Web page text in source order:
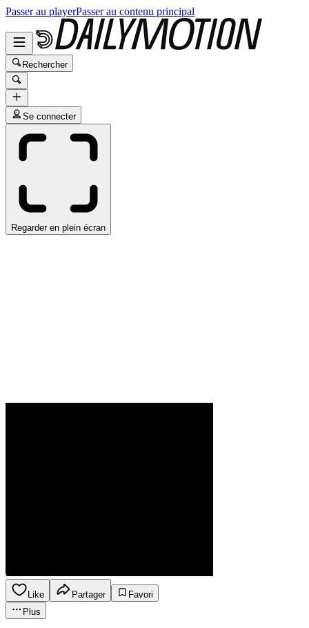
Passer au playerPasser au contenu principal
Rechercher
Se connecter
Regarder en plein écran
Like Partager
Favori
Plus